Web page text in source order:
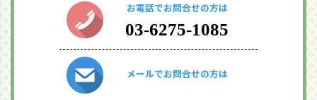
お電話でお問合せの方は
03-6275-1085
メールでお問合せの方は